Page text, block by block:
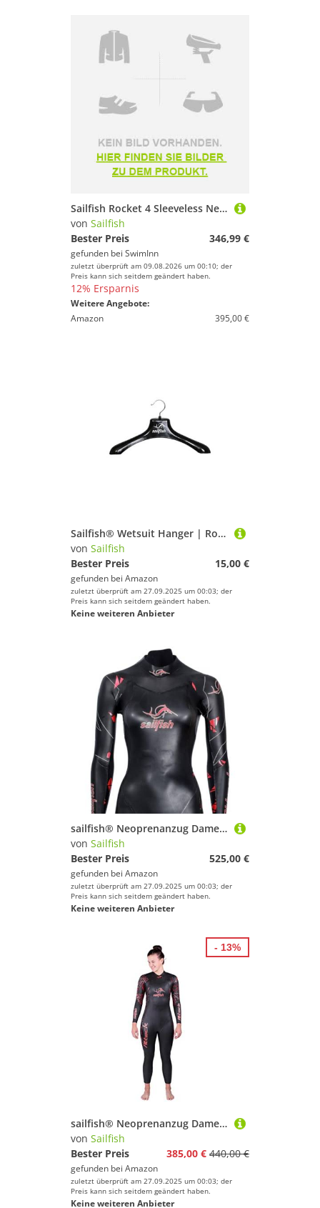
Sailfish Rocket 4 Sleeveless Neoprene Wetsuit Schwarz L Mann
von Sailfish
Bester Preis
346,99 €
gefunden bei SwimInn
zuletzt überprüft am 09.08.2026 um 00:10; der
Preis kann sich seitdem geändert haben.
12% Ersparnis
Weitere Angebote:
Amazon
395,00 €
Sailfish® Wetsuit Hanger | Robuster Anzugbügel für Neoprenanzüge | Trocknungsbügel für Wetsuits, Tri Suits & Schwimmausrüstung | Schnelltrocknend & formstabil | Neoprenbügel Triathlon & Wassersport
von Sailfish
Bester Preis
15,00 €
gefunden bei Amazon
zuletzt überprüft am 27.09.2025 um 00:03; der
Preis kann sich seitdem geändert haben.
Keine weiteren Anbieter
sailfish® Neoprenanzug Damen | Women's Attack 8 Triathlon Anzug für Athletinnen | Robuster Allrounder für Schwimmen & Training | Effizient & kraftsparend im offenen Wasser
von Sailfish
Bester Preis
525,00 €
gefunden bei Amazon
zuletzt überprüft am 27.09.2025 um 00:03; der
Preis kann sich seitdem geändert haben.
Keine weiteren Anbieter
sailfish® Neoprenanzug Damen Womens Attack 7 | FINA-zertifizierter Triathlon Wetsuit mit Speedflex & Zero Resistance Panel | Neoprenanzug mit Auftrieb & Flexibilität | Schwimmanzug für Triathlon
von Sailfish
Bester Preis
385,00 € 440,00 €
gefunden bei Amazon
zuletzt überprüft am 27.09.2025 um 00:03; der
Preis kann sich seitdem geändert haben.
Keine weiteren Anbieter
- 13%